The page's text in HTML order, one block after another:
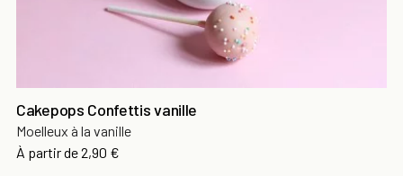
Cakepops Confettis vanille
Moelleux à la vanille
À partir de2,90 €